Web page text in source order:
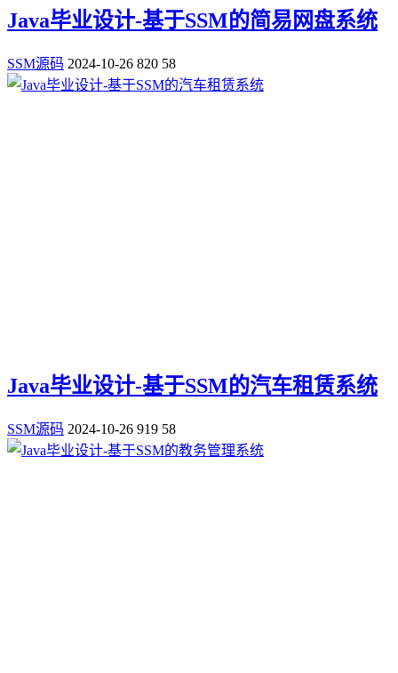
Java毕业设计-基于SSM的简易网盘系统
SSM源码 2024-10-26 820 58
Java毕业设计-基于SSM的汽车租赁系统
SSM源码 2024-10-26 919 58